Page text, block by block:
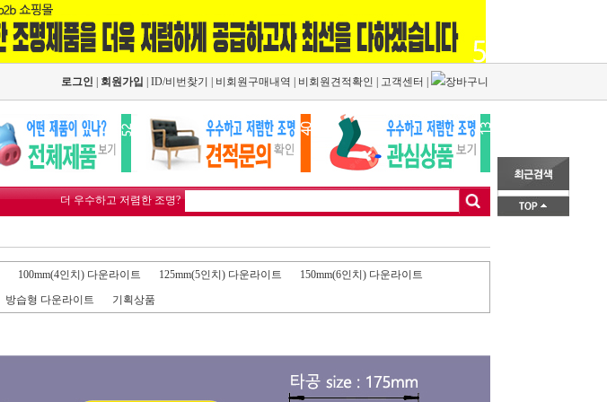
로그인 회원가입 ID/비번찾기 비회원구매내역 비회원견적확인 고객센터 장바구니
1
더 우수하고 저렴한 조명?
100mm(4인치) 다운라이트 125mm(5인치) 다운라이트 150mm(6인치) 다운라이트
방습형 다운라이트 기획상품